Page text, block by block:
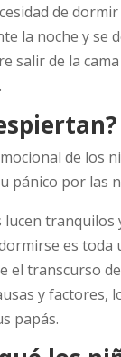
de
la noche y se
salir de la
de los
pánico por las
es toda
transcurso
y factores,
papás.